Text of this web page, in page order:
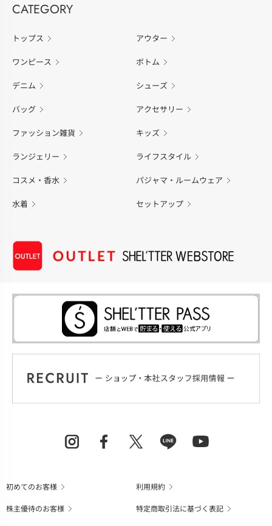
CATEGORY
トップス アウター
ワンピース ボトム
デニム シューズ
バッグ アクセサリー
ファッション雑貨 キッズ
ランジェリー ライフスタイル
コスメ・香水 パジャマ・ルームウェア
水着 セットアップ
初めてのお客様
利用規約
株主優待のお客様
特定商取引法に基づく表記